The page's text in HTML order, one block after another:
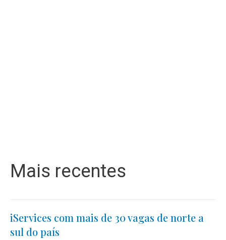
Mais recentes
iServices com mais de 30 vagas de norte a
sul do país